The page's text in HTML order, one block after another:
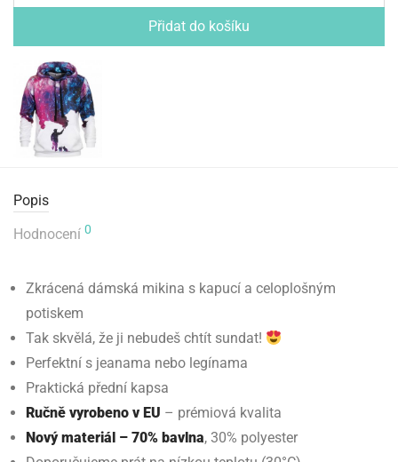
Přidat do košíku
Popis
Hodnocení 0
Zkrácená dámská mikina s kapucí a celoplošným
potiskem
Tak skvělá, že ji nebudeš chtít sundat!
Perfektní s jeanama nebo legínama
Praktická přední kapsa
Ručně vyrobeno v EU – prémiová kvalita
Nový materiál – 70% bavlna, 30% polyester